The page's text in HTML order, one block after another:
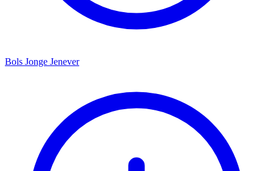
Bols Jonge Jenever